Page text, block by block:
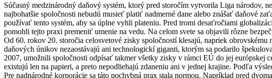
Súčasný medzinárodný daňový systém, ktorý pred storočím vytvorila Liga národov,
najbohatšie spoločnosti nebudú musieť platiť nadmerné dane alebo znášať daňové
používať tento systém, aby sa úplne vyhli plateniu. Pred tromi desaťročiami
pomohli tejto praxi premeniť umenie na vedu. Na celom svete sa objavili rôzne
Od 60. rokov 20. storočia celosvetové zisky spoločností klesajú, napriek
daňových únikov nezaostávajú ani technologickí giganti, ktorým sa podarilo
2007, umožnili spoločnosti odpísať takmer všetky zisky v rámci EÚ do jej
existujú len na papieri, a preto nepodliehajú zdaneniu ani v jednej krajine. Podľa
Pre nadnárodné korporácie sa táto pochybná prax stala normou. Napríklad pred